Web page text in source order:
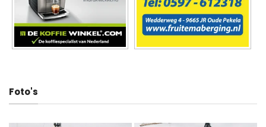
Foto's